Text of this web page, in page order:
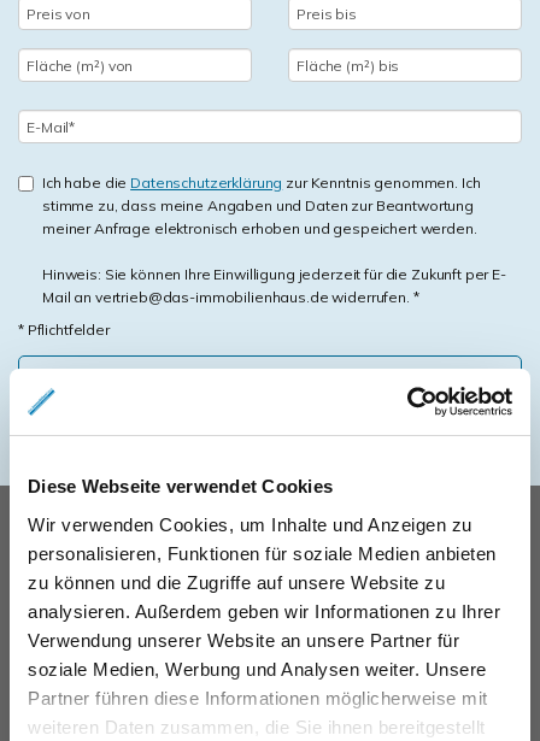
Diese Webseite verwendet Cookies
Wir verwenden Cookies, um Inhalte und Anzeigen zu
personalisieren, Funktionen für soziale Medien anbieten
zu können und die Zugriffe auf unsere Website zu
analysieren. Außerdem geben wir Informationen zu Ihrer
Verwendung unserer Website an unsere Partner für
soziale Medien, Werbung und Analysen weiter. Unsere
Partner führen diese Informationen möglicherweise mit
weiteren Daten zusammen, die Sie ihnen bereitgestellt
Ich habe die Datenschutzerklärung zur Kenntnis genommen. Ich
stimme zu, dass meine Angaben und Daten zur Beantwortung
meiner Anfrage elektronisch erhoben und gespeichert werden.
Hinweis: Sie können Ihre Einwilligung jederzeit für die Zukunft per E-
Mail an vertrieb@das-immobilienhaus.de widerrufen. *
* Pflichtfelder
UNSERE PARTNER &
AUSZEICHNUNGEN